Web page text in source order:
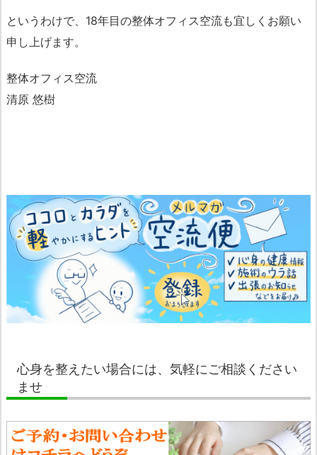
というわけで、18年目の整体オフィス空流も宜しくお願い
申し上げます。
整体オフィス空流
清原 悠樹
心身を整えたい場合には、気軽にご相談ください
ませ